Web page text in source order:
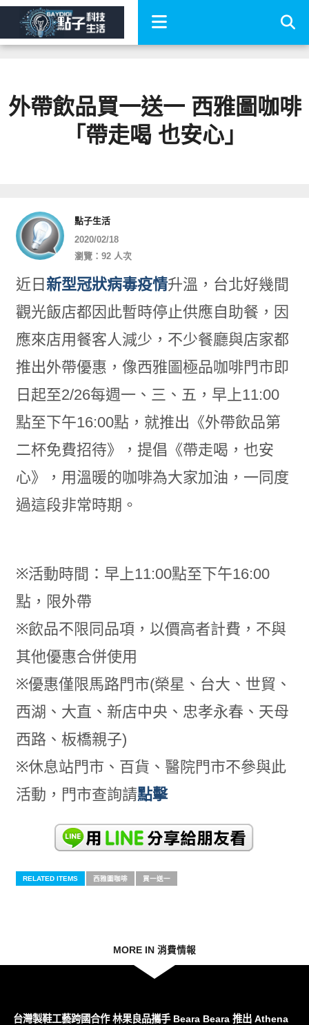
外帶飲品買一送一 西雅圖咖啡
「帶走喝 也安心」
點子生活
2020/02/18
瀏覽：92 人次
近日 新型冠狀病毒疫情升溫，台北好幾間
觀光飯店都因此暫時停止供應自助餐，因
應來店用餐客人減少，不少餐廳與店家都
推出外帶優惠，像西雅圖極品咖啡門市即
日起至2/26每週一、三、五，早上11:00
點至下午16:00點，就推出《外帶飲品第
二杯免費招待》，提倡《帶走喝，也安
心》，用溫暖的咖啡為大家加油，一同度
過這段非常時期。
※活動時間：早上11:00點至下午16:00
點，限外帶
※飲品不限同品項，以價高者計費，不與
其他優惠合併使用
※優惠僅限馬路門市(榮星、台大、世貿、
西湖、大直、新店中央、忠孝永春、天母
西路、板橋親子)
※休息站門市、百貨、醫院門市不參與此
活動，門市查詢請點擊
RELATED ITEMS 西雅圖咖啡 買一送一
MORE IN 消費情報
台灣製鞋工藝跨國合作 林果良品攜手 Beara Beara 推出 Athena